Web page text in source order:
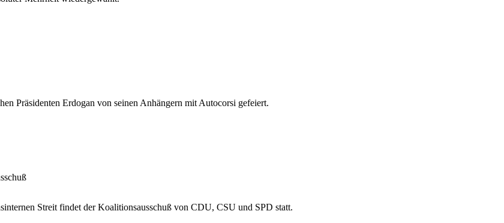
Präsidenten Erdogan von seinen Anhängern mit Autocorsi gefeiert.
Streit findet der Koalitionsausschuß von CDU, CSU und SPD statt.